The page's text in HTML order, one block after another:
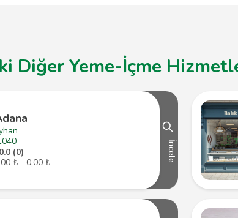
Diğer Yeme-İçme
0.0 (0)
₺ - 0,00 ₺
İncele